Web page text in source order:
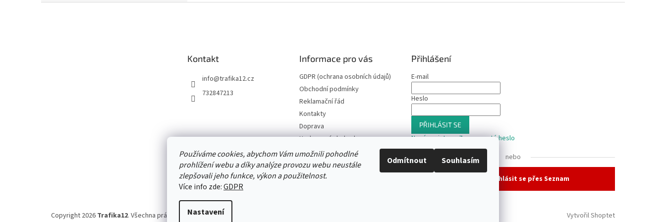
Používáme cookies, abychom Vám umožnili pohodlné
prohlížení webu a díky analýze provozu webu neustále
zlepšovali jeho funkce, výkon a použitelnost.
Více info zde:GDPR
Nastavení
Odmítnout Souhlasím
Kontakt
info@trafika12.cz
732847213
Informace pro vás
GDPR (ochrana osobních údajů)
Obchodní podmínky
Reklamační řád
Kontakty
Doprava
Hodnocení obchodu
Slevový program
Moje objednávka
Přihlášení
E-mail
Heslo
PŘIHLÁSIT SE
Nová registraceZapomenuté heslo
nebo
Přihlásit se přes Seznam
Vytvořil Shoptet
Copyright 2026 Trafika12. Všechna práva vyhrazena.Upravit nastavení cookies